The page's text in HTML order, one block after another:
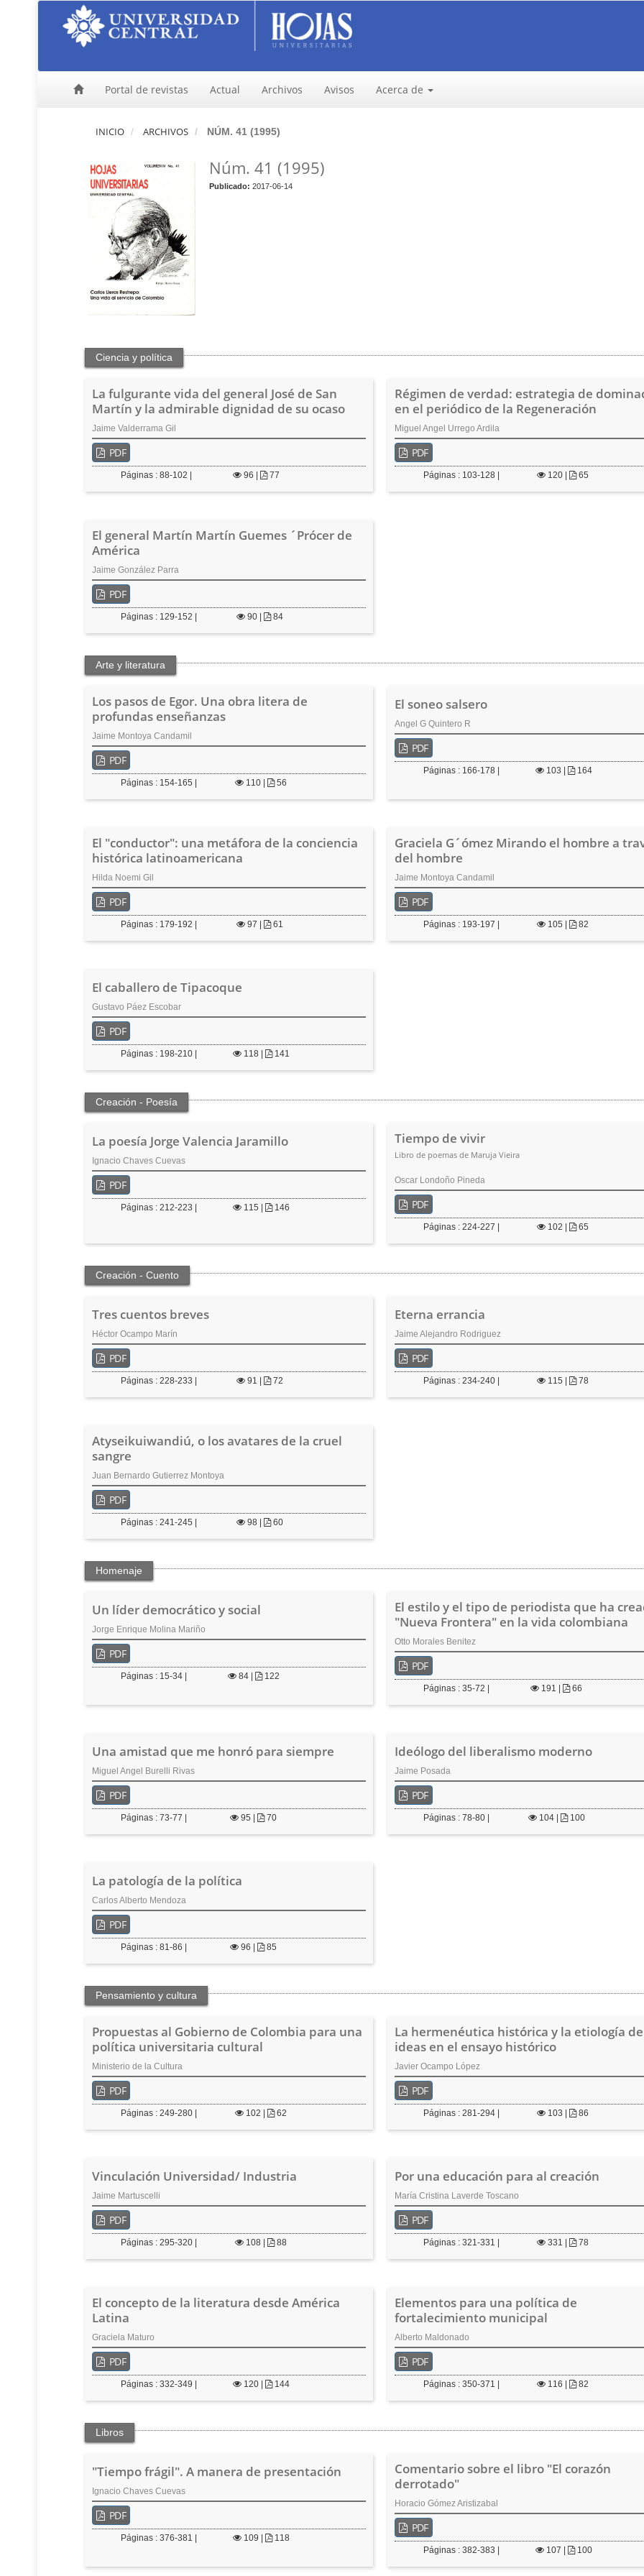
a
v
Portal de revistas Actual Archivos Avisos Acerca de
INICIO ARCHIVOS NÚM. 41 (1995)
Núm. 41 (1995)
Publicado: 2017-06-14
Ciencia y política
La fulgurante vida del general José de San
Martín y la admirable dignidad de su ocaso
Jaime Valderrama Gil
PDF
Páginas : 88-102 | 96 | 77
Régimen de verdad: estrategia de
en el periódico de la Regeneración
Miguel Angel Urrego Ardila
PDF
Páginas : 103-128 | 120 | 65
El general Martín Martín Guemes ´Prócer de
América
Jaime González Parra
PDF
Páginas : 129-152 | 90| 84
Arte y literatura
Los pasos de Egor. Una obra litera de
profundas enseñanzas
Jaime Montoya Candamil
PDF
Páginas : 154-165 | 110| 56
El soneo salsero
Angel G Quintero R
PDF
Páginas : 166-178 | 103 | 164
El "conductor": una metáfora de la conciencia
histórica latinoamericana
Hilda Noemi Gil
PDF
Páginas : 179-192 | 97 | 61
Graciela G´ómez Mirando el hombre a
del hombre
Jaime Montoya Candamil
PDF
Páginas : 193-197 | 105 | 82
El caballero de Tipacoque
Gustavo Páez Escobar
PDF
Páginas : 198-210 | 118 | 141
Creación - Poesía
La poesía Jorge Valencia Jaramillo
Ignacio Chaves Cuevas
PDF
Páginas : 212-223 | 115 | 146
Tiempo de vivir
Libro de poemas de Maruja Vieira
Oscar Londoño Pineda
PDF
Páginas : 224-227 | 102 | 65
Creación - Cuento
Tres cuentos breves
Héctor Ocampo Marín
PDF
Páginas : 228-233 | 91 | 72
Eterna errancia
Jaime Alejandro Rodriguez
PDF
Páginas : 234-240 | 115 | 78
Atyseikuiwandiú, o los avatares de la cruel
sangre
Juan Bernardo Gutierrez Montoya
PDF
Páginas : 241-245 | 98| 60
Homenaje
Un líder democrático y social
Jorge Enrique Molina Mariño
PDF
Páginas : 15-34 | 84 | 122
El estilo y el tipo de periodista que ha
"Nueva Frontera" en la vida colombiana
Otto Morales Benitez
PDF
Páginas : 35-72 | 191 | 66
Una amistad que me honró para siempre
Miguel Angel Burelli Rivas
PDF
Páginas : 73-77 | 95 | 70
Ideólogo del liberalismo moderno
Jaime Posada
PDF
Páginas : 78-80 | 104 | 100
La patología de la política
Carlos Alberto Mendoza
PDF
Páginas : 81-86 | 96 | 85
Pensamiento y cultura
Propuestas al Gobierno de Colombia para una
política universitaria cultural
Ministerio de la Cultura
PDF
Páginas : 249-280 | 102 | 62
La hermenéutica histórica y la etiología
ideas en el ensayo histórico
Javier Ocampo López
PDF
Páginas : 281-294 | 103 | 86
Vinculación Universidad/ Industria
Jaime Martuscelli
PDF
Páginas : 295-320 | 108| 88
Por una educación para al creación
María Cristina Laverde Toscano
PDF
Páginas : 321-331 | 331 | 78
El concepto de la literatura desde América
Latina
Graciela Maturo
PDF
Páginas : 332-349 | 120 | 144
Elementos para una política de
fortalecimiento municipal
Alberto Maldonado
PDF
Páginas : 350-371 | 116 | 82
Libros
"Tiempo frágil". A manera de presentación
Ignacio Chaves Cuevas
PDF
Páginas : 376-381 | 109 | 118
Comentario sobre el libro "El corazón
derrotado"
Horacio Gómez Aristizabal
PDF
Páginas : 382-383 | 107 | 100